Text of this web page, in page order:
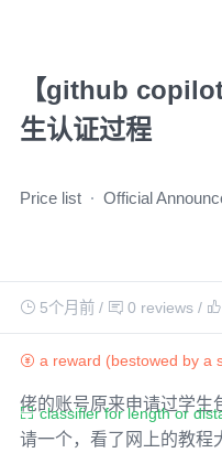
【github
生认证过程
Price list Official
5个月前/ 0 reviews/
a reward (bestowed by a
classifier for length or
佬的账号原来申请过学生
请一个，看了网上的教程